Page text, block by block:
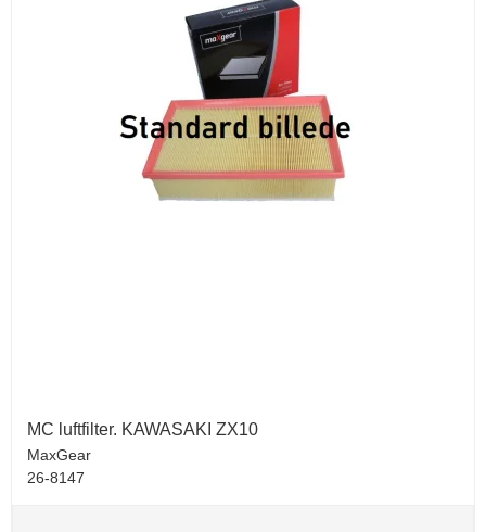
MC luftfilter. KAWASAKI ZX10
MaxGear
26-8147